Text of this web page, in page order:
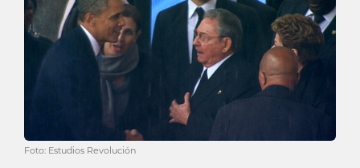
Foto: Estudios Revolución